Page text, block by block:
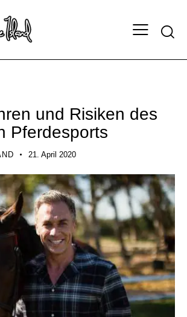
und Risiken des
Pferdesports
21. April 2020